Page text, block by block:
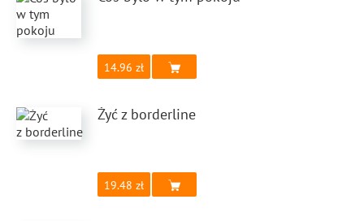
14.96
Żyć z borderline
19.48